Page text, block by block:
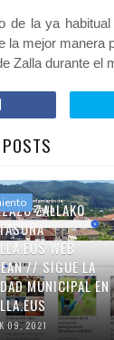
de la ya
la mejor manera
Zalla durante el
ZALLAKO
WEB
// SIGUE LA
MUNICIPAL EN
09, 2021